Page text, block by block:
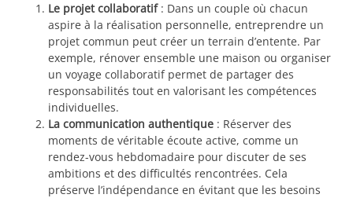
Le projet collaboratif: Dans un couple où chacun
aspire à la réalisation personnelle, entreprendre un
projet commun peut créer un terrain d’entente. Par
exemple, rénover ensemble une maison ou organiser
un voyage collaboratif permet de partager des
responsabilités tout en valorisant les compétences
individuelles.
La communication authentique : Réserver des
moments de véritable écoute active, comme un
rendez-vous hebdomadaire pour discuter de ses
ambitions et des difficultés rencontrées. Cela
préserve l’indépendance en évitant que les besoins